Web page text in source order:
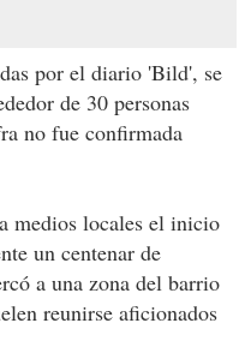
por el diario 'Bild', se
de 30 personas
no fue confirmada
medios locales el inicio
un centenar de
a una zona del barrio
reunirse aficionados